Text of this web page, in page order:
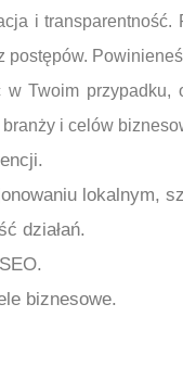
i
postępów.
Twoim
i celów
lokalnym,
działań.
biznesowe.